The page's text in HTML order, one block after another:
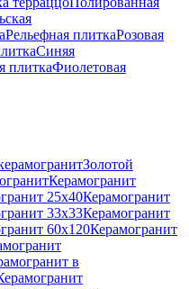
Рельефная плиткаРозовая
Синяя
плиткаФиолетовая
Золотой
Керамогранит
25x40Керамогранит
33x33Керамогранит
60x120Керамогранит
в